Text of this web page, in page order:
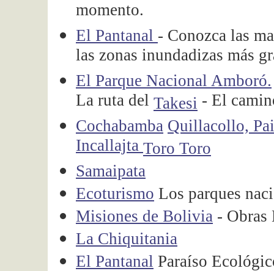
momento.
El Pantanal - Conozca las
las zonas inundadizas más
El Parque Nacional Amboró.
La ruta del Takesi - El
Cochabamba Quillacollo,
IncallajtaToro Toro
Samaipata
Ecoturismo Los parques
Misiones de Bolivia - Obras
La Chiquitania
El Pantanal Paraíso